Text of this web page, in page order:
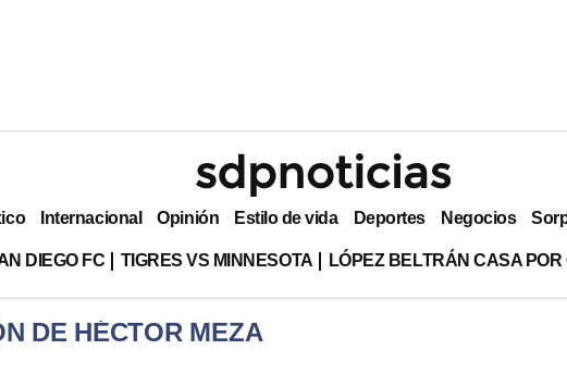
Internacional Opinión Estilo de vida Deportes Negocios
DIEGO FC TIGRES VS MINNESOTA LÓPEZ BELTRÁN CASA
DE HÉCTOR MEZA